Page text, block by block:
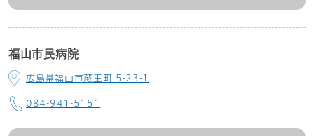
福山市民病院
広島県福山市蔵王町 5-23-1
084-941-5151